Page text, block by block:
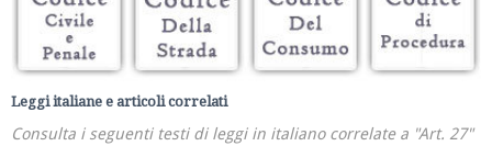
Leggi italiane e articoli correlati
Consulta i seguenti testi di leggi in italiano correlate a "Art. 27"